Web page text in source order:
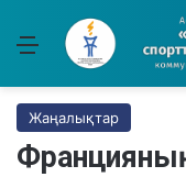
Мәзір
Жаңалықтар